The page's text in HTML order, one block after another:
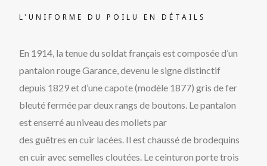
L'UNIFORME DU POILU EN DÉTAILS
En 1914, la tenue du soldat français est composée d’un
pantalon rouge Garance, devenu le signe distinctif
depuis 1829 et d’une capote (modèle 1877) gris de fer
bleuté fermée par deux rangs de boutons. Le pantalon
est enserré au niveau des mollets par
des guêtres en cuir lacées. Il est chaussé de brodequins
en cuir avec semelles cloutées. Le ceinturon porte trois